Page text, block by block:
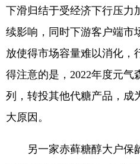
下滑归结于受经济下行压力
续影响，同时下游客户端市
放使得市场容量难以消化，
得注意的是，2022年度元气
列，转投其他代糖产品，成
大原因。
另一家赤藓糖醇大户保